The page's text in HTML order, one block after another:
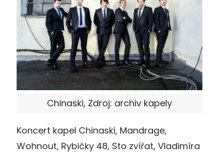
Chinaski, Zdroj: archiv kapely
Koncert kapel Chinaski, Mandrage,
Wohnout, Rybičky 48, Sto zvířat, Vladimíra